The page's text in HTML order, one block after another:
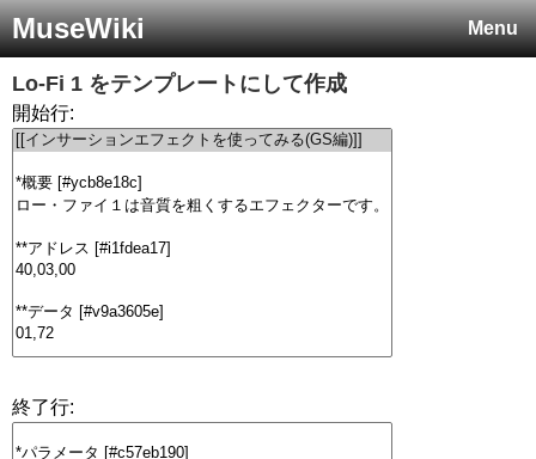
Menu
MuseWiki
Lo-Fi 1 をテンプレートにして作成
開始行:
終了行: